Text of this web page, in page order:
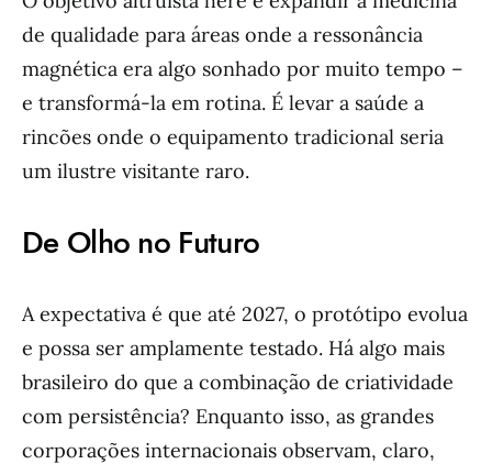
de qualidade para áreas onde a ressonância
magnética era algo sonhado por muito tempo –
e transformá-la em rotina. É levar a saúde a
rincões onde o equipamento tradicional seria
um ilustre visitante raro.
De Olho no Futuro
A expectativa é que até 2027, o protótipo evolua
e possa ser amplamente testado. Há algo mais
brasileiro do que a combinação de criatividade
com persistência? Enquanto isso, as grandes
corporações internacionais observam, claro,